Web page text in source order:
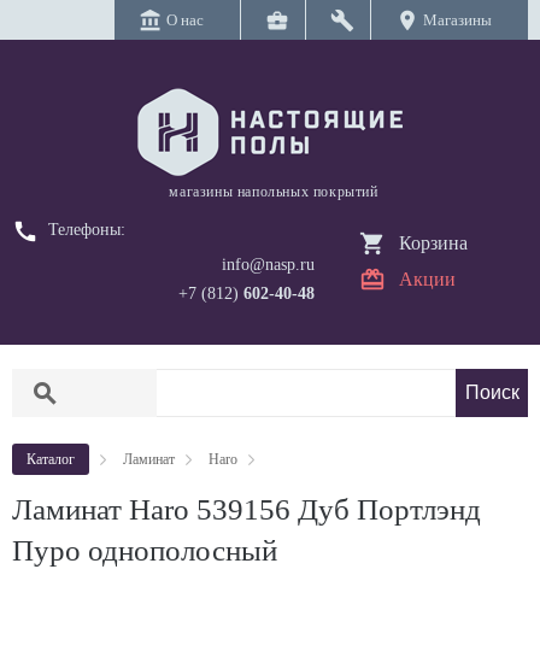
account_balance О нас business_center build location_on Магазины
магазины напольных покрытий
call
Телефоны:
info@nasp.ru
+7 (812) 602-40-48
Корзина
Акции
search
Каталог Ламинат Haro
Ламинат Haro 539156 Дуб Портлэнд
Пуро однополосный